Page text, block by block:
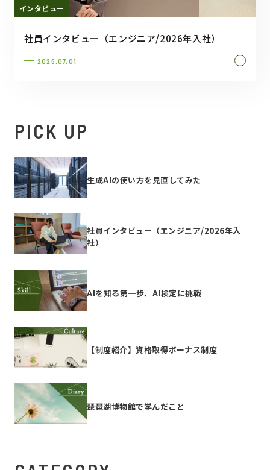
インタビュー
社員インタビュー（エンジニア/2026年入社）
2026.07.01
PICK UP
生成AIの使い方を見直してみた
社員インタビュー（エンジニア/2026年入
社）
AIを知る第一歩、AI検定に挑戦
【制度紹介】資格取得ボーナス制度
琵琶湖博物館で学んだこと